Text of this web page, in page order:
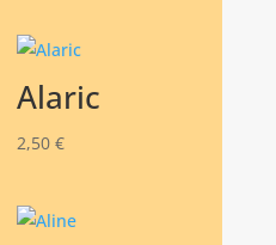
Alaric
2,50 €